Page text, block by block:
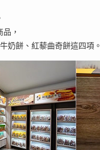
，
奶餅、紅藜曲奇餅這四項。